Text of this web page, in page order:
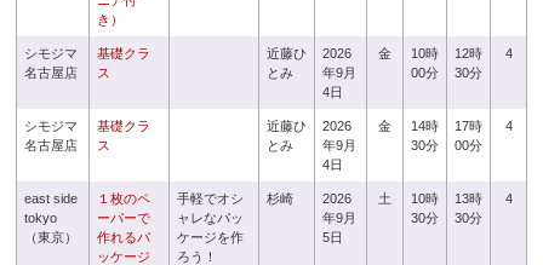
き）
シモジマ
名古屋店
基礎クラ
ス
近藤ひ
とみ
2026
年9月
4日
金
10時
00分
12時
30分
4
シモジマ
名古屋店
基礎クラ
ス
近藤ひ
とみ
2026
年9月
4日
金
14時
30分
17時
00分
4
east side
tokyo
（東京）
１枚のペ
ーパーで
作れるパ
ッケージ
手軽でオシ
ャレなパッ
ケージを作
ろう！
杉崎
2026
年9月
5日
土
10時
30分
13時
30分
4